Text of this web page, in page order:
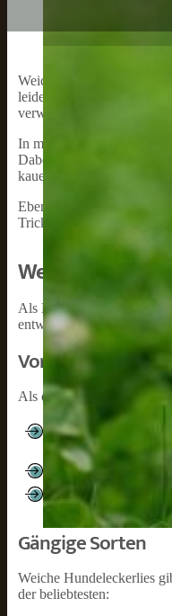
Weiche Hundeleckerlies
leidenschaftlicher
verwendet werden
In meiner Zeit als
Dabei habe ich
kauen und als Belohnung
Ebenso wichtig wie die
Tricks, um das Beste aus
Weiche
Als Hundebesitzerin
entwickelt wurden, um
Vorteile Von
Als erstes möchte ich auf
Einfach zu kauen:
Zahnproblemen.
Ideal für Training:
Guter Geschmack:
Gegenstücke.
Gängige Sorten
Weiche Hundeleckerlies
der beliebtesten: